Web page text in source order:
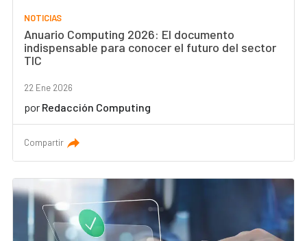
NOTICIAS
Anuario Computing 2026: El documento
indispensable para conocer el futuro del sector
TIC
22 Ene 2026
por Redacción Computing
Compartir